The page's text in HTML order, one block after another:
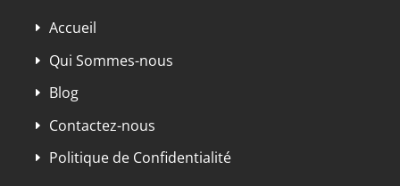
Accueil
Qui Sommes-nous
Blog
Contactez-nous
Politique de Confidentialité